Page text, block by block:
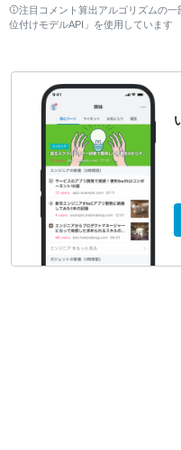
注目コメント算出アルゴリズムの
位付けモデルAPI」を使用しています